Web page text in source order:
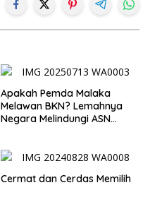
Apakah Pemda Malaka
Melawan BKN? Lemahnya
Negara Melindungi ASN
Cermat dan Cerdas Memilih